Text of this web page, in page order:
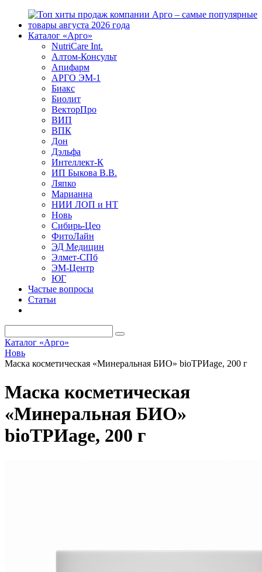
Каталог «Арго»
NutriCare Int.
Алтом-Консульт
Апифарм
АРГО ЭМ-1
Биакс
Биолит
ВекторПро
ВИП
ВПК
Дон
Дэльфа
Интеллект-К
ИП Быкова В.В.
Ляпко
Марианна
НИИ ЛОП и НТ
Новь
Сибирь-Цео
ФитоЛайн
ЭД Медицин
Элмет-СПб
ЭМ-Центр
ЮГ
Частые вопросы
Статьи
Каталог «Арго»
Новь
Маска косметическая «Минеральная БИО» bioТРИage, 200 г
Маска косметическая
«Минеральная БИО»
bioТРИage, 200 г